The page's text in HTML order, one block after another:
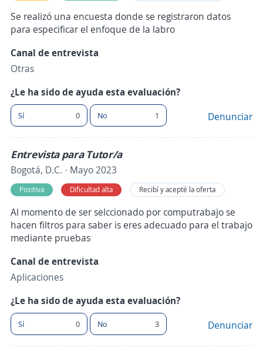
Se realizó una encuesta donde se registraron datos
para especificar el enfoque de la labro
Canal de entrevista
Otras
¿Le ha sido de ayuda esta evaluación?
Sí 0 No 1 Denunciar
Entrevista para Tutor/a
Bogotá, D.C. · Mayo 2023
Positiva Dificultad alta Recibí y acepté la oferta
Al momento de ser selccionado por computrabajo se
hacen filtros para saber is eres adecuado para el trabajo
mediante pruebas
Canal de entrevista
Aplicaciones
¿Le ha sido de ayuda esta evaluación?
Sí 0 No 3 Denunciar